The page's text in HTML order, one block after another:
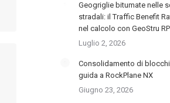
Geogriglie bitumate nelle
stradali: il Traffic Benefit
nel calcolo con GeoStru
Luglio 2, 2026
Consolidamento di
guida a RockPlane NX
Giugno 23, 2026